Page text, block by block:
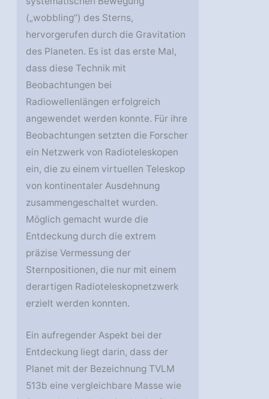
(„wobbling“) des Sterns,
hervorgerufen durch die Gravitation
des Planeten. Es ist das erste Mal,
dass diese Technik mit
Beobachtungen bei
Radiowellenlängen erfolgreich
angewendet werden konnte. Für ihre
Beobachtungen setzten die Forscher
ein Netzwerk von Radioteleskopen
ein, die zu einem virtuellen Teleskop
von kontinentaler Ausdehnung
zusammengeschaltet wurden.
Möglich gemacht wurde die
Entdeckung durch die extrem
präzise Vermessung der
Sternpositionen, die nur mit einem
derartigen Radioteleskopnetzwerk
erzielt werden konnten.
Ein aufregender Aspekt bei der
Entdeckung liegt darin, dass der
Planet mit der Bezeichnung TVLM
513b eine vergleichbare Masse wie